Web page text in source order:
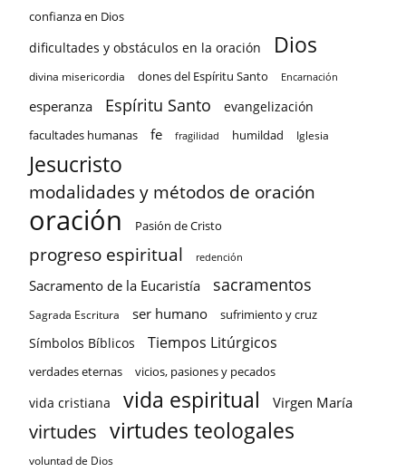
confianza en Dios
dificultades y obstáculos en la oración Dios
divina misericordia dones del Espíritu Santo Encarnación
esperanza Espíritu Santo evangelización
facultades humanas fe fragilidad humildad Iglesia
Jesucristo
modalidades y métodos de oración
oración Pasión de Cristo
progreso espiritual redención
Sacramento de la Eucaristía sacramentos
Sagrada Escritura ser humano sufrimiento y cruz
Símbolos Bíblicos Tiempos Litúrgicos
verdades eternas vicios, pasiones y pecados
vida cristiana vida espiritual Virgen María
virtudes virtudes teologales
voluntad de Dios